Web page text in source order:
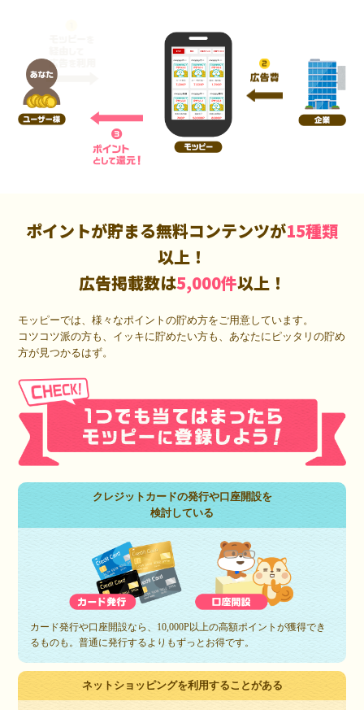
ポイントが貯まる無料コンテンツが15種類
以上！
広告掲載数は5,000件以上！
モッピーでは、様々なポイントの貯め方をご用意しています。
コツコツ派の方も、イッキに貯めたい方も、あなたにピッタリの貯め
方が見つかるはず。
クレジットカードの発行や口座開設を
検討している
カード発行や口座開設なら、10,000P以上の高額ポイントが獲得でき
るものも。普通に発行するよりもずっとお得です。
ネットショッピングを利用することがある